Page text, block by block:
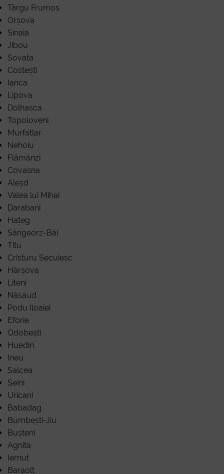
Târgu Frumos
Orșova
Sinaia
Jibou
Sovata
Costești
Ianca
Lipova
Dolhasca
Topoloveni
Murfatlar
Nehoiu
Flămânzi
Covasna
Aleșd
Valea lui Mihai
Darabani
Hațeg
Sângeorz-Băi
Titu
Cristuru Secuiesc
Hârșova
Liteni
Năsăud
Podu Iloaiei
Eforie
Odobești
Huedin
Ineu
Salcea
Seini
Uricani
Babadag
Bumbești-Jiu
Bușteni
Agnita
Iernut
Baraolt